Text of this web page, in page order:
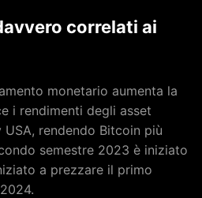
correlati ai
monetario aumenta la
i rendimenti degli asset
USA, rendendo Bitcoin più
semestre 2023 è iniziato
a prezzare il primo